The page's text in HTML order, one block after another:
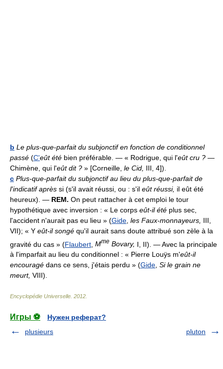
b Le plus-que-parfait du subjonctif en fonction de conditionnel
passé (C'eût été bien préférable. — « Rodrigue, qui l'eût cru ? —
Chimène, qui l'eût dit ? » [Corneille, le Cid, III, 4]).
c Plus-que-parfait du subjonctif au lieu du plus-que-parfait de
l'indicatif après si (s'il avait réussi, ou : s'il eût réussi, il eût été
heureux). — REM. On peut rattacher à cet emploi le tour
hypothétique avec inversion : « Le corps eût-il été plus sec,
l'accident n'aurait pas eu lieu » (Gide les Faux-monnayeurs, III,
VII); « Y eût-il songé qu'il aurait sans doute attribué son zèle à la
gravité du cas » (Flaubert Mme Bovary, I, II). — Avec la principale
à l'imparfait au lieu du conditionnel : « Pierre Louÿs m'eût-il
encouragé dans ce sens, j'étais perdu » (Gide, Si le grain ne
meurt, VIII).
Encyclopédie Universelle 2012
Игры ⚽
Нужен реферат?
plusieurs
pluton